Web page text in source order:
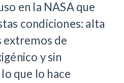
en la NASA que
condiciones: alta
extremos de
y sin
que lo hace